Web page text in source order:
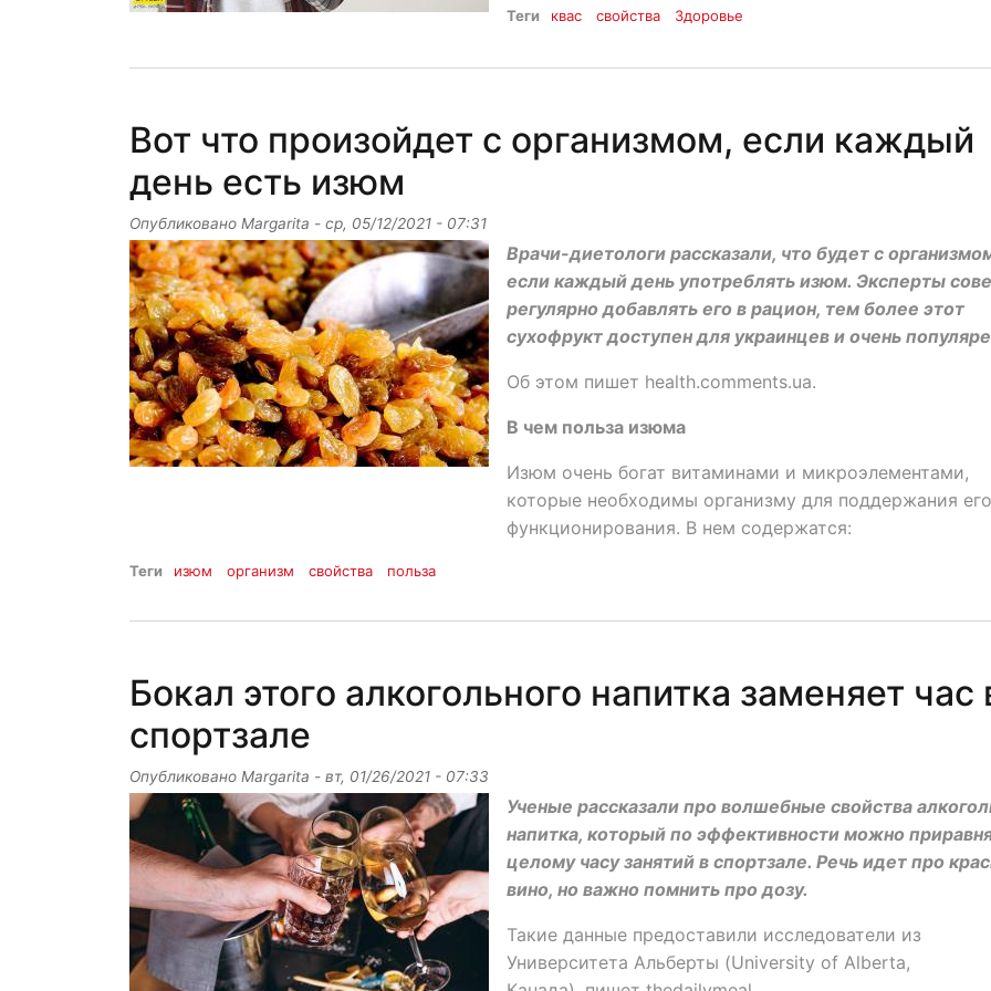
Теги квас свойства Здоровье
Вот что произойдет с организмом, если каждый
день есть изюм
Опубликовано Margarita - ср, 05/12/2021 - 07:31
Врачи-диетологи рассказали, что будет с
если каждый день употреблять изюм. Эксперты
регулярно добавлять его в рацион, тем более этот
сухофрукт доступен для украинцев и очень
Об этом пишет health.comments.ua.
В чем польза изюма
Изюм очень богат витаминами и микроэлементами,
которые необходимы организму для поддержания его
функционирования. В нем содержатся:
Теги изюм организм свойства польза
Бокал этого алкогольного напитка заменяет час
спортзале
Опубликовано Margarita - вт, 01/26/2021 - 07:33
Ученые рассказали про волшебные свойства
напитка, который по эффективности можно
целому часу занятий в спортзале. Речь идет про
вино, но важно помнить про дозу.
Такие данные предоставили исследователи из
Университета Альберты (University of Alberta,